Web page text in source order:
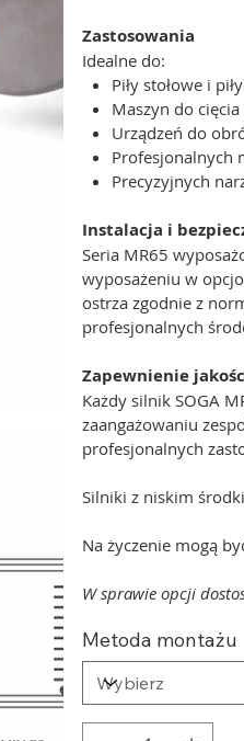
Zastosowania
Idealne do:
Piły stołowe i
Maszyn do cięcia
Urządzeń do
Profesjonalnych
Precyzyjnych
Instalacja i
Seria MR65
wyposażeniu w
ostrza zgodnie z
profesjonalnych
Zapewnienie
Każdy silnik SOGA
zaangażowaniu
profesjonalnych
Silniki z niskim
Na życzenie mogą
W sprawie opcji
Metoda montażu